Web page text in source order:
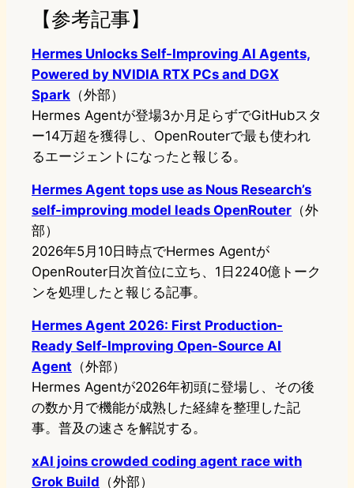
【参考記事】
Hermes Unlocks Self-Improving AI Agents,
Powered by NVIDIA RTX PCs and DGX
Spark （外部）
Hermes Agentが登場3か月足らずでGitHubスタ
ー14万超を獲得し、OpenRouterで最も使われ
るエージェントになったと報じる。
Hermes Agent tops use as Nous Research’s
self-improving model leads OpenRouter （外
部）
2026年5月10日時点でHermes Agentが
OpenRouter日次首位に立ち、1日2240億トーク
ンを処理したと報じる記事。
Hermes Agent 2026: First Production-
Ready Self-Improving Open-Source AI
Agent （外部）
Hermes Agentが2026年初頭に登場し、その後
の数か月で機能が成熟した経緯を整理した記
事。普及の速さを解説する。
xAI joins crowded coding agent race with
Grok Build （外部）